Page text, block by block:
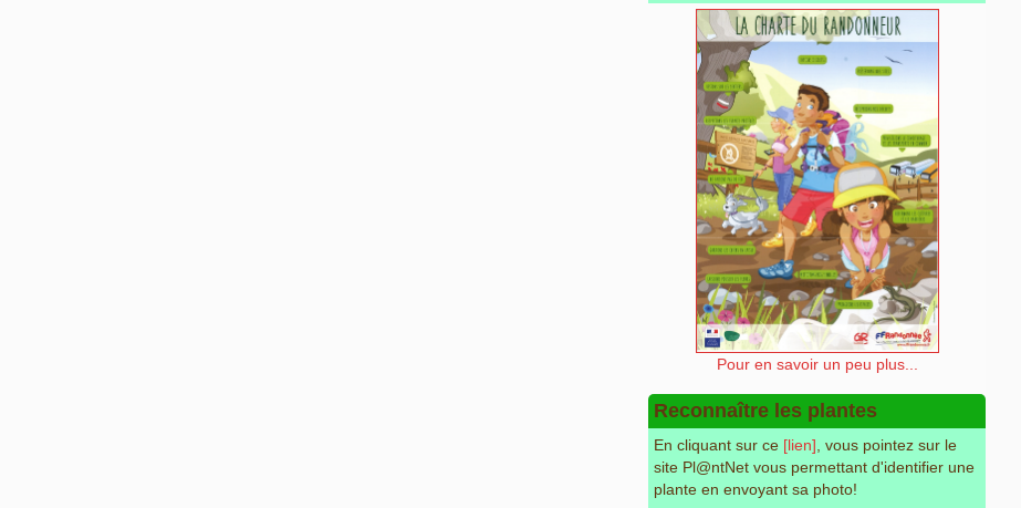
Pour en savoir un peu plus...
Reconnaître les plantes
En cliquant sur ce [lien] , vous pointez sur le
site Pl@ntNet vous permettant d'identifier une
plante en envoyant sa photo!